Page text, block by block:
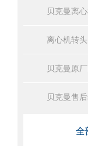
贝克曼离
离心机转头
贝克曼原
贝克曼售
全